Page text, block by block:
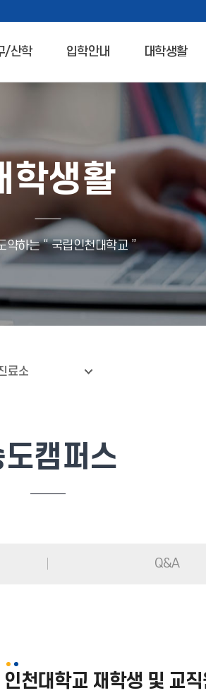
/산학 입학안내 대학생활
학생활
약하는 “ 국립인천대학교 ”
료소
도캠퍼스
Q&A
인천대학교 재학생 및 교